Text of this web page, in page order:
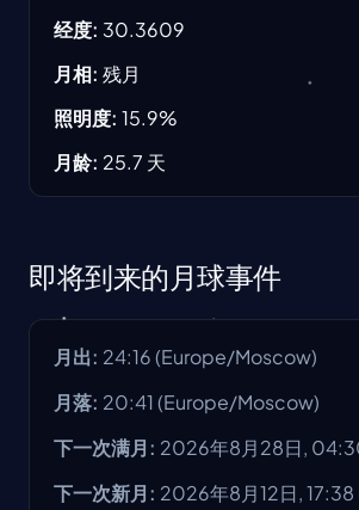
经度: 30.3609
月相: 残月
照明度: 15.9%
月龄: 25.7 天
即将到来的月球事件
月出: 24:16(Europe/Moscow)
月落: 20:41(Europe/Moscow)
下一次满月 : 2026年8月28日,
下一次新月 : 2026年8月12日, 17:38